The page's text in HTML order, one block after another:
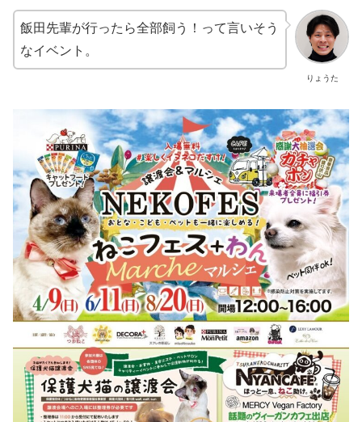
りょうた
飯田先輩が行ったら全部飼う！って言いそう
なイベント。